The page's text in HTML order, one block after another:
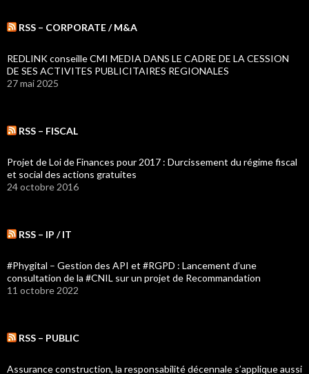
RSS – CORPORATE / M&A
REDLINK conseille CMI MEDIA DANS LE CADRE DE LA CESSION
DE SES ACTIVITES PUBLICITAIRES REGIONALES
27 mai 2025
RSS – FISCAL
Projet de Loi de Finances pour 2017 : Durcissement du régime fiscal
et social des actions gratuites
24 octobre 2016
RSS – IP / IT
#Phygital – Gestion des API et #RGPD : Lancement d’une
consultation de la #CNIL sur un projet de Recommandation
11 octobre 2022
RSS – PUBLIC
Assurance construction, la responsabilité décennale s’applique aussi